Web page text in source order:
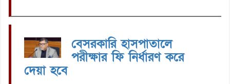
বেসরকারি হাসপাতালে
পরীক্ষার ফি নির্ধারণ করে
দেয়া হবে